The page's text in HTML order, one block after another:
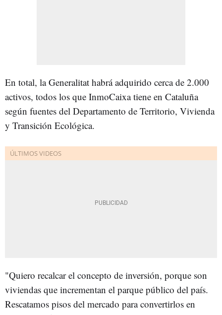
En total, la Generalitat habrá adquirido cerca de 2.000
activos, todos los que InmoCaixa tiene en Cataluña
según fuentes del Departamento de Territorio, Vivienda
y Transición Ecológica.
"Quiero recalcar el concepto de inversión, porque son
viviendas que incrementan el parque público del país.
Rescatamos pisos del mercado para convertirlos en